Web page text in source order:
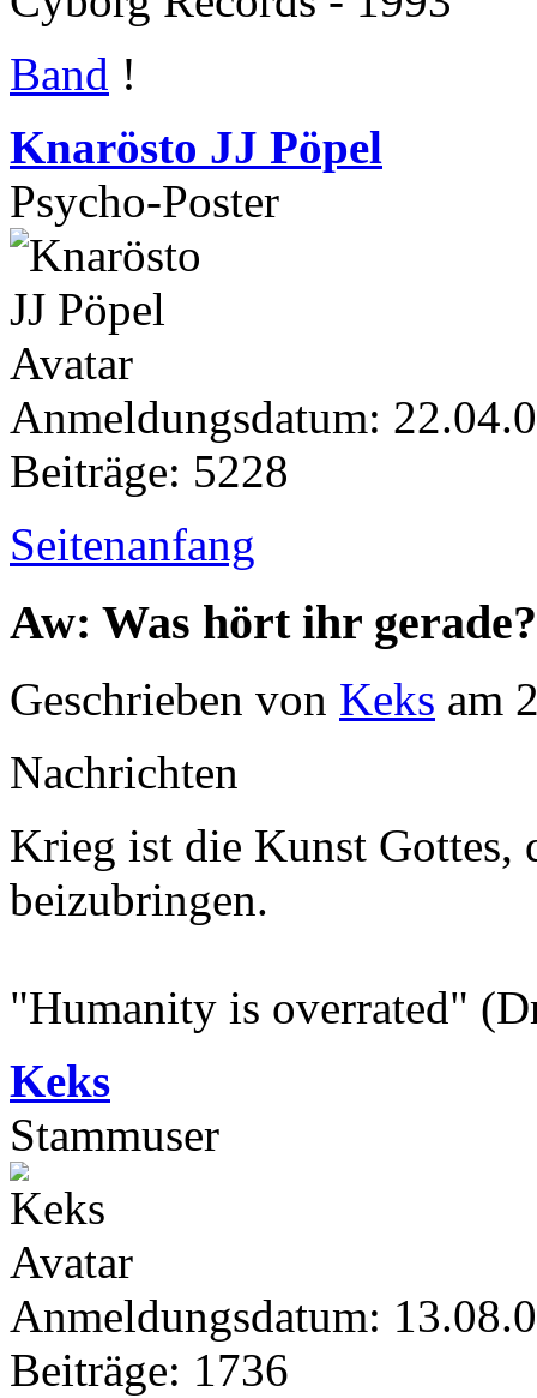
Band !
Knarösto JJ Pöpel
Psycho-Poster
Anmeldungsdatum:
Beiträge: 5228
Seitenanfang
Aw: Was hört ihr gerade?
Geschrieben von Keks am
Nachrichten
Krieg ist die Kunst Gottes,
beizubringen.
"Humanity is overrated"
Keks
Stammuser
Anmeldungsdatum:
Beiträge: 1736